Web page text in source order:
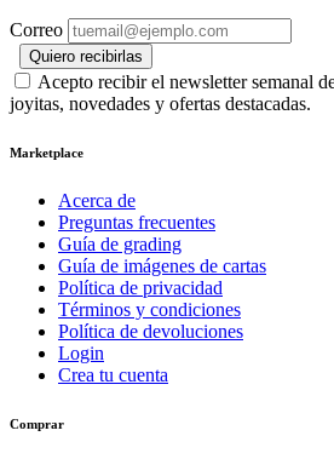
Correo
Quiero recibirlas
Acepto recibir el newsletter semanal
joyitas, novedades y ofertas destacadas.
Marketplace
Acerca de
Preguntas frecuentes
Guía de grading
Guía de imágenes de cartas
Política de privacidad
Términos y condiciones
Política de devoluciones
Login
Crea tu cuenta
Comprar